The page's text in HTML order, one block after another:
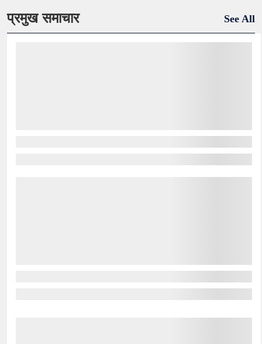
प्रमुख समाचार See All